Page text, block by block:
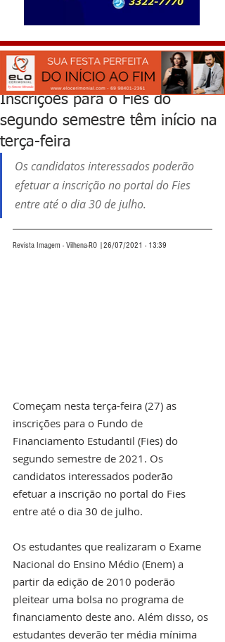
Inscrições para o Fies do
segundo semestre têm início na
terça-feira
Os candidatos interessados poderão
efetuar a inscrição no portal do Fies
entre até o dia 30 de julho.
Revista Imagem - Vilhena-RO |26/07/2021 - 13:39
Começam nesta terça-feira (27) as
inscrições para o Fundo de
Financiamento Estudantil (Fies) do
segundo semestre de 2021. Os
candidatos interessados poderão
efetuar a inscrição no portal do Fies
entre até o dia 30 de julho.
Os estudantes que realizaram o Exame
Nacional do Ensino Médio (Enem) a
partir da edição de 2010 poderão
pleitear uma bolsa no programa de
financiamento deste ano. Além disso, os
estudantes deverão ter média mínima